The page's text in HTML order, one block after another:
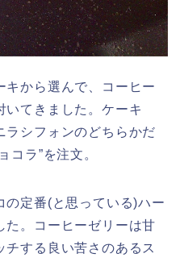
キから選んで、コーヒー
いてきました。ケーキ
ラシフォンのどちらかだ
コラ”を注文。
の定番(と思っている)ハー
た。コーヒーゼリーは甘
する良い苦さのあるス